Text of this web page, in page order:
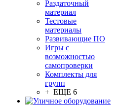
Раздаточный
материал
Тестовые
материалы
Развивающие ПО
Игры с
возможностью
самопроверки
Комплекты для
групп
+ ЕЩЕ 6